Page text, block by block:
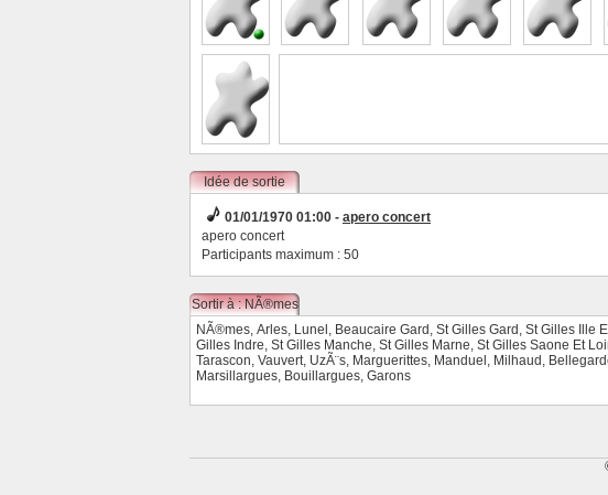
Idée de sortie
01/01/1970 01:00 - apero concert
apero concert
Participants maximum : 50
Sortir à : NÃ®mes
NÃ®mes, Arles, Lunel , Beaucaire Gard , St Gilles Gard , St Gilles Ille
Gilles Indre, St Gilles Manche, St Gilles Marne, St Gilles Saone Et
Tarascon, Vauvert, UzÃ¨s, Marguerittes, Manduel , Milhaud ,
Marsillargues, Bouillargues, Garons